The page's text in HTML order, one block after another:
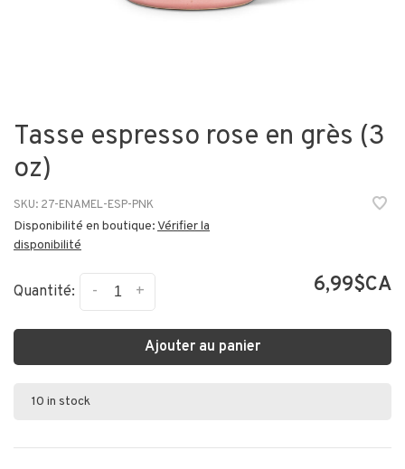
Tasse espresso rose en grès (3
oz)
SKU: 27-ENAMEL-ESP-PNK
Disponibilité en boutique:Vérifier la
disponibilité
Quantité: +
- 6,99$CA
Ajouter au panier
10 in stock